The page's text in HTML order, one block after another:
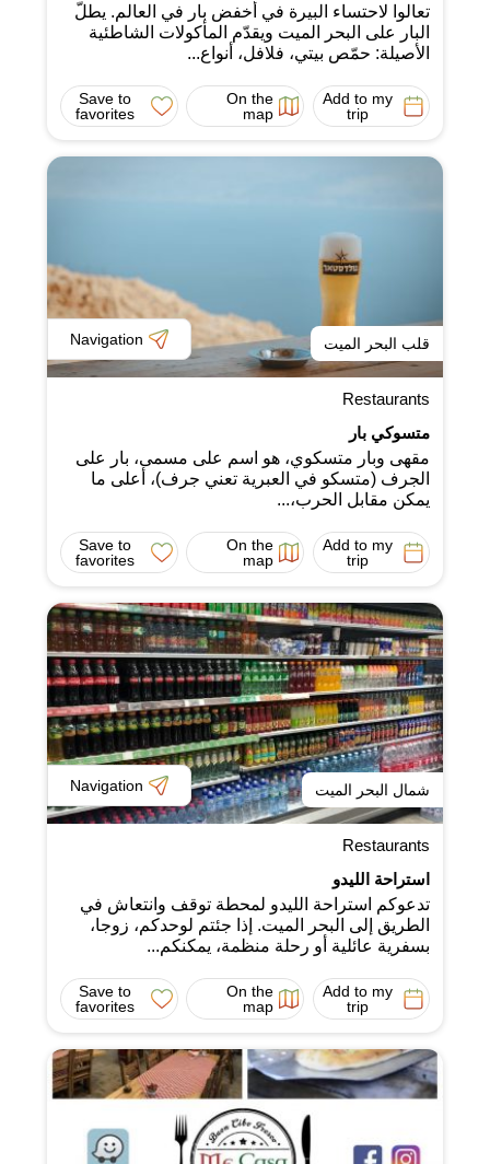
تعالوا لاحتساء البيرة في أخفض بار في العالم. يطلّ
البار على البحر الميت ويقدّم المأكولات الشاطئية
الأصيلة: حمّص بيتي، فلافل، أنواع...
Add to my
trip
On the
map
Save to
favorites
قلب البحر الميت Navigation
Restaurants
متسوكي بار
مقهى وبار متسكوي، هو اسم على مسمى، بار على
الجرف (متسكو في العبرية تعني جرف)، أعلى ما
يمكن مقابل الحرب،...
Add to my
trip
On the
map
Save to
favorites
شمال البحر الميت Navigation
Restaurants
استراحة الليدو
تدعوكم استراحة الليدو لمحطة توقف وانتعاش في
الطريق إلى البحر الميت. إذا جئتم لوحدكم، زوجا،
بسفرية عائلية أو رحلة منظمة، يمكنكم...
Add to my
trip
On the
map
Save to
favorites